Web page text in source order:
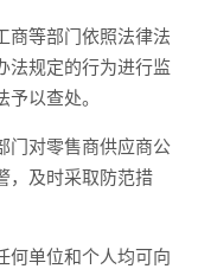
等部门依照法律法
法规定的行为进行监
以查处。
门对零售商供应商公
，及时采取防范措
单位和个人均可向